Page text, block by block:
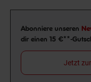
Newsletter
Abonniere unseren
dir einen 15 €**-
Jetzt